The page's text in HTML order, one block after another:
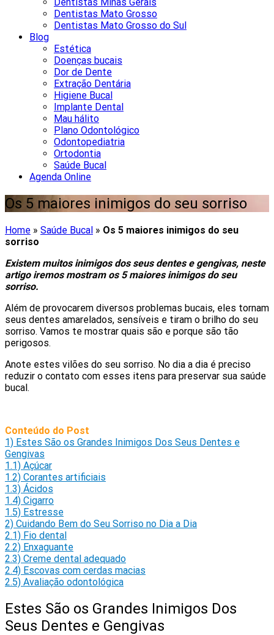
Dentistas Mato Grosso
Dentistas Mato Grosso do Sul
Blog
Estética
Doenças bucais
Dor de Dente
Extração Dentária
Higiene Bucal
Implante Dental
Mau hálito
Plano Odontológico
Odontopediatria
Ortodontia
Saúde Bucal
Agenda Online
Os 5 maiores inimigos do seu sorriso
Home » Saúde Bucal » Os 5 maiores inimigos do seu
sorriso
Existem muitos inimigos dos seus dentes e gengivas, neste
artigo iremos mostram os 5 maiores inimigos do seu
sorriso.
Além de provocarem diversos problemas bucais, eles tornam
seus dentes amarelados, sensíveis e tiram o brilho do seu
sorriso. Vamos te mostrar quais são e porque são tão
perigosos.
Anote estes vilões do seu sorriso. No dia a dia é preciso
reduzir o contato com esses itens para preservar sua saúde
bucal.
Conteúdo do Post
1) Estes São os Grandes Inimigos Dos Seus Dentes e
Gengivas
1.1) Açúcar
1.2) Corantes artificiais
1.3) Ácidos
1.4) Cigarro
1.5) Estresse
2) Cuidando Bem do Seu Sorriso no Dia a Dia
2.1) Fio dental
2.2) Enxaguante
2.3) Creme dental adequado
2.4) Escovas com cerdas macias
2.5) Avaliação odontológica
Estes São os Grandes Inimigos Dos
Seus Dentes e Gengivas